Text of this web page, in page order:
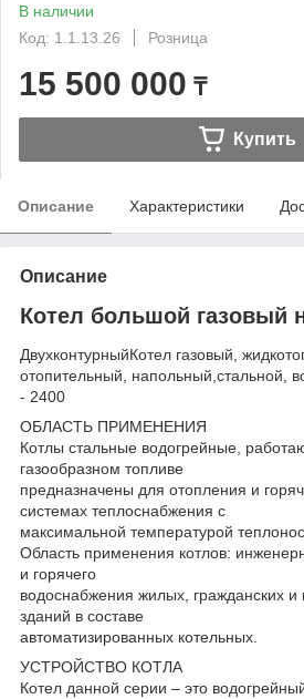
В наличии
Код: 1.1.13.26
Розница
15 500 000 ₸
Купить
Описание Характеристики
Описание
Котел большой газовый
ДвухконтурныйКотел газовый,
отопительный, напольный,стальной,
- 2400
ОБЛАСТЬ ПРИМЕНЕНИЯ
Котлы стальные водогрейные,
газообразном топливе
предназначены для отопления и
системах теплоснабжения с
максимальной температурой
Область применения котлов:
и горячего
водоснабжения жилых, гражданских и
зданий в составе
автоматизированных котельных.
УСТРОЙСТВО КОТЛА
Котел данной серии – это